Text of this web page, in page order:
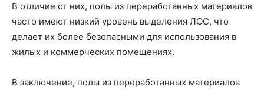
В отличие от них, полы из переработанных материалов
часто имеют низкий уровень выделения ЛОС, что
делает их более безопасными для использования в
жилых и коммерческих помещениях.
В заключение, полы из переработанных материалов